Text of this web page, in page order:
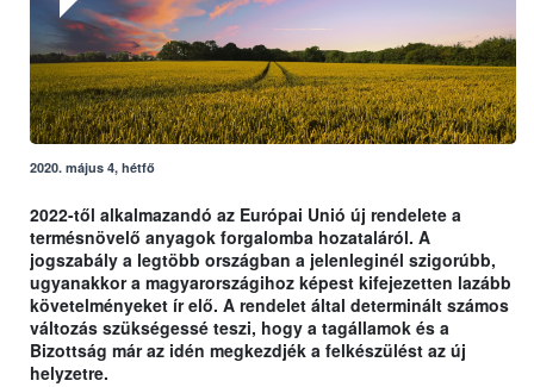
2020. május 4, hétfő
2022-től alkalmazandó az Európai Unió új rendelete a
termésnövelő anyagok forgalomba hozataláról. A
jogszabály a legtöbb országban a jelenleginél szigorúbb,
ugyanakkor a magyarországihoz képest kifejezetten lazább
követelményeket ír elő. A rendelet által determinált számos
változás szükségessé teszi, hogy a tagállamok és a
Bizottság már az idén megkezdjék a felkészülést az új
helyzetre.